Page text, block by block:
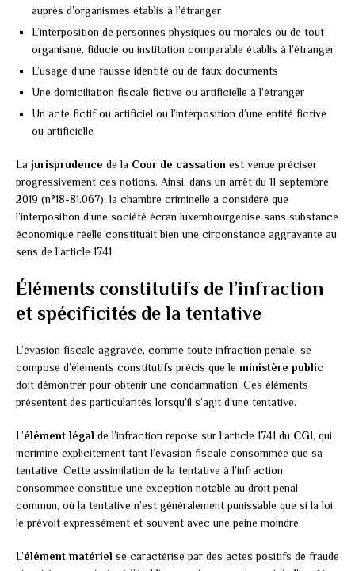
auprès d’organismes établis à l’étranger
L’interposition de personnes physiques ou morales ou de tout
organisme, fiducie ou institution comparable établis à l’étranger
L’usage d’une fausse identité ou de faux documents
Une domiciliation fiscale fictive ou artificielle à l’étranger
Un acte fictif ou artificiel ou l’interposition d’une entité fictive
ou artificielle
La jurisprudence de la Cour de cassation est venue préciser
progressivement ces notions. Ainsi, dans un arrêt du 11 septembre
2019 (n°18-81.067), la chambre criminelle a considéré que
l’interposition d’une société écran luxembourgeoise sans substance
économique réelle constituait bien une circonstance aggravante au
sens de l’article 1741.
Éléments constitutifs de l’infraction
et spécificités de la tentative
L’évasion fiscale aggravée, comme toute infraction pénale, se
compose d’éléments constitutifs précis que le ministère public
doit démontrer pour obtenir une condamnation. Ces éléments
présentent des particularités lorsqu’il s’agit d’une tentative.
L’élément légal de l’infraction repose sur l’article 1741 du CGI, qui
incrimine explicitement tant l’évasion fiscale consommée que sa
tentative. Cette assimilation de la tentative à l’infraction
consommée constitue une exception notable au droit pénal
commun, où la tentative n’est généralement punissable que si la loi
le prévoit expressément et souvent avec une peine moindre.
L’élément matériel se caractérise par des actes positifs de fraude